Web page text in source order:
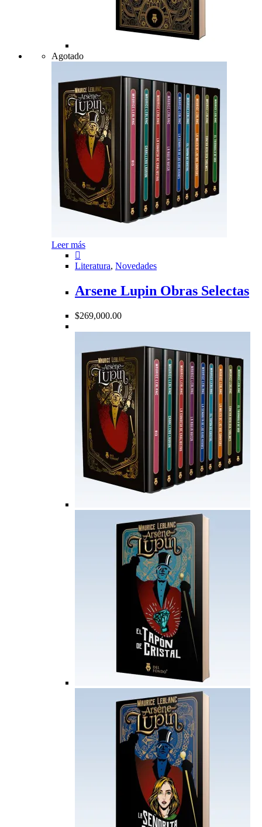
Agotado
Leer más
Literatura, Novedades
Arsene Lupin Obras Selectas
$269,000.00